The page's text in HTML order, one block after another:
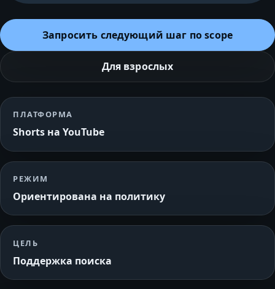
Запросить следующий шаг по scope
Для взрослых
ПЛАТФОРМА
Shorts на YouTube
РЕЖИМ
Ориентирована на политику
ЦЕЛЬ
Поддержка поиска